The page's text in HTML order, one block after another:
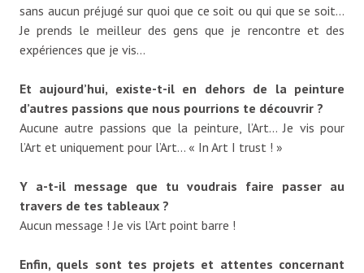
sans aucun préjugé sur quoi que ce soit ou qui que se soit…
Je prends le meilleur des gens que je rencontre et des
expériences que je vis…
Et aujourd’hui, existe-t-il en dehors de la peinture
d’autres passions que nous pourrions te découvrir ?
Aucune autre passions que la peinture, l’Art… Je vis pour
l’Art et uniquement pour l’Art… « In Art I trust ! »
Y a-t-il message que tu voudrais faire passer au
travers de tes tableaux ?
Aucun message ! Je vis l’Art point barre !
Enfin, quels sont tes projets et attentes concernant